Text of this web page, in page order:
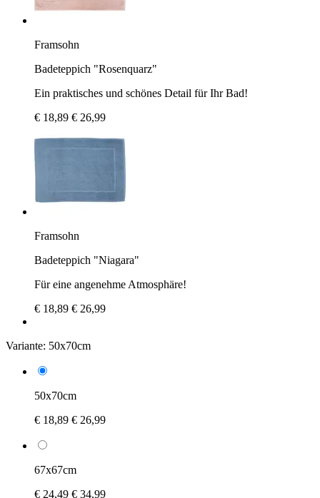
Framsohn
Badeteppich "Rosenquarz"
Ein praktisches und schönes Detail für Ihr Bad!
€ 18,89 € 26,99
Framsohn
Badeteppich "Niagara"
Für eine angenehme Atmosphäre!
€ 18,89 € 26,99
Variante: 50x70cm
50x70cm
€ 18,89 € 26,99
67x67cm
€ 24,49 € 34,99